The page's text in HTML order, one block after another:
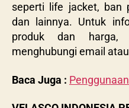
seperti life jacket, ban
dan lainnya. Untuk
produk dan harga,
menghubungi email
Baca Juga :